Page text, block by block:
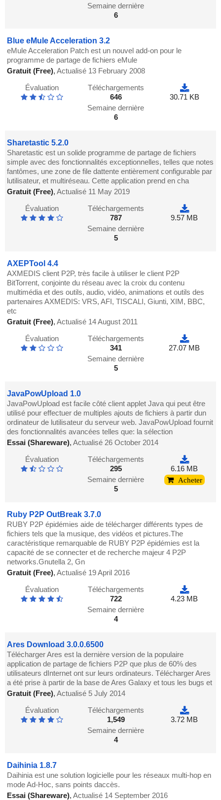
Semaine dernière
6
Blue eMule Acceleration 3.2
eMule Acceleration Patch est un nouvel add-on pour le
programme de partage de fichiers eMule
Gratuit (Free),Actualisé 13 February 2008
Évaluation
Téléchargements
646
Semaine dernière
6
30.71 KB
Sharetastic 5.2.0
Sharetastic est un solide programme de partage de fichiers
simple avec des fonctionnalités exceptionnelles, telles que notes
fantômes, une zone de file dattente entièrement configurable par
lutilisateur, et multiréseau. Cette application prend en cha
Gratuit (Free),Actualisé 11 May 2019
Évaluation
Téléchargements
787
Semaine dernière
5
9.57 MB
AXEPTool 4.4
AXMEDIS client P2P, très facile à utiliser le client P2P
BitTorrent, conjointe du réseau avec la croix du contenu
multimédia et des outils, audio, vidéo, animations et outils des
partenaires AXMEDIS: VRS, AFI, TISCALI, Giunti, XIM, BBC,
etc
Gratuit (Free),Actualisé 14 August 2011
Évaluation
Téléchargements
341
Semaine dernière
5
27.07 MB
JavaPowUpload 1.0
JavaPowUpload est facile côté client applet Java qui peut être
utilisé pour effectuer de multiples ajouts de fichiers à partir dun
ordinateur de lutilisateur du serveur web. JavaPowUpload fournit
des fonctionnalités avancées telles que: la sélection
Essai (Shareware),Actualisé 26 October 2014
Évaluation
Téléchargements
295
Semaine dernière
5
6.16 MB
Acheter
Ruby P2P OutBreak 3.7.0
RUBY P2P épidémies aide de télécharger différents types de
fichiers tels que la musique, des vidéos et pictures.The
caractéristique remarquable de RUBY P2P épidémies est la
capacité de se connecter et de recherche majeur 4 P2P
networks.Gnutella 2, Gn
Gratuit (Free),Actualisé 19 April 2016
Évaluation
Téléchargements
722
Semaine dernière
4
4.23 MB
Ares Download 3.0.0.6500
Télécharger Ares est la dernière version de la populaire
application de partage de fichiers P2P que plus de 60% des
utilisateurs dInternet ont sur leurs ordinateurs. Télécharger Ares
a été prise à partir de la base de Ares Galaxy et tous les bugs et
Gratuit (Free),Actualisé 5 July 2014
Évaluation
Téléchargements
1,549
Semaine dernière
4
3.72 MB
Daihinia 1.8.7
Daihinia est une solution logicielle pour les réseaux multi-hop en
mode Ad-Hoc, sans points daccès.
Essai (Shareware),Actualisé 14 September 2016